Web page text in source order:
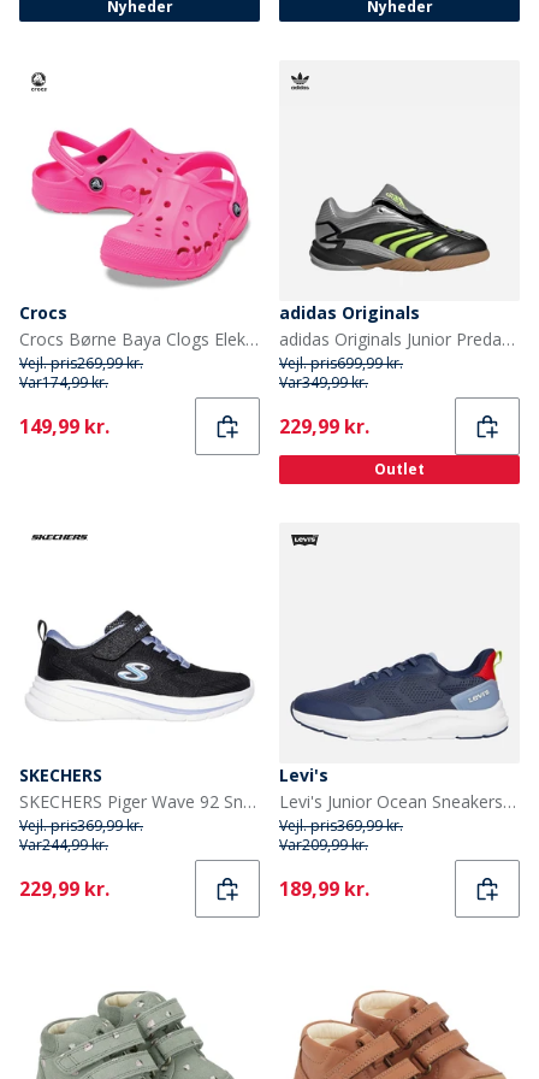
Nyheder Nyheder
Crocs
Crocs Børne Baya Clogs Elektrisk Pink
Vejl. pris269,99 kr.
Var174,99 kr.
Current
149,99 kr.
adidas Originals
adidas Originals Junior Predator Sala Træningssko Core Black/Signal Green/Silver Metallic
Vejl. pris699,99 kr.
Var349,99 kr.
Current
229,99 kr.
Outlet
SKECHERS
SKECHERS Piger Wave 92 Sneakers Sort
Vejl. pris369,99 kr.
Var244,99 kr.
Current
229,99 kr.
Levi's
Levi's Junior Ocean Sneakers Navy/Rød 0290 Navy Red 0290
Vejl. pris369,99 kr.
Var209,99 kr.
Current
189,99 kr.